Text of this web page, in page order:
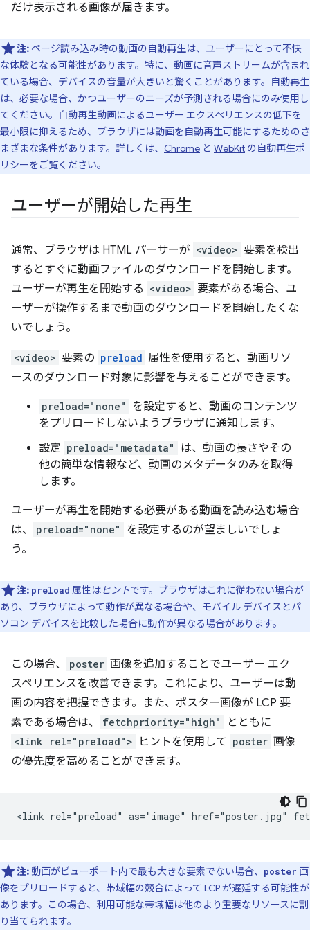
だけ表示される画像が届きます。
注: ページ読み込み時の動画の自動再生は、ユーザーにとって不快
な体験となる可能性があります。特に、動画に音声ストリームが含まれ
ている場合、デバイスの音量が大きいと驚くことがあります。自動再生
は、必要な場合、かつユーザーのニーズが予測される場合にのみ使用し
てください。自動再生動画によるユーザー エクスペリエンスの低下を
最小限に抑えるため、ブラウザには動画を自動再生可能にするためのさ
まざまな条件があります。詳しくは、 Chrome と WebKit の自動再生ポ
リシーをご覧ください。
ユーザーが開始した再生
通常、ブラウザは HTML パーサーが <video> 要素を検出
するとすぐに動画ファイルのダウンロードを開始します。
ユーザーが再生を開始する <video> 要素がある場合、ユ
ーザーが操作するまで動画のダウンロードを開始したくな
いでしょう。
<video> 要素の preload 属性を使用すると、動画リソ
ースのダウンロード対象に影響を与えることができます。
preload="none"
を設定すると、動画のコンテンツ
をプリロードしないようブラウザに通知します。
設定 preload="metadata"
は、動画の長さやその
他の簡単な情報など、動画のメタデータのみを取得
します。
ユーザーが再生を開始する必要がある動画を読み込む場合
は、
preload="none"
を設定するのが望ましいでしょ
う。
注: preload 属性はヒントです。ブラウザはこれに従わない場合が
あり、ブラウザによって動作が異なる場合や、モバイル デバイスとパ
ソコン デバイスを比較した場合に動作が異なる場合があります。
この場合、 poster 画像を追加することでユーザー エク
スペリエンスを改善できます。これにより、ユーザーは動
画の内容を把握できます。また、ポスター画像が LCP 要
素である場合は、
fetchpriority="high" とともに
<link rel="preload"> ヒントを使用して poster 画像
の優先度を高めることができます。
注: 動画がビューポート内で最も大きな要素でない場合、 poster 画
像をプリロードすると、帯域幅の競合によって LCP が遅延する可能性が
あります。この場合、利用可能な帯域幅は他のより重要なリソースに割
り当てられます。